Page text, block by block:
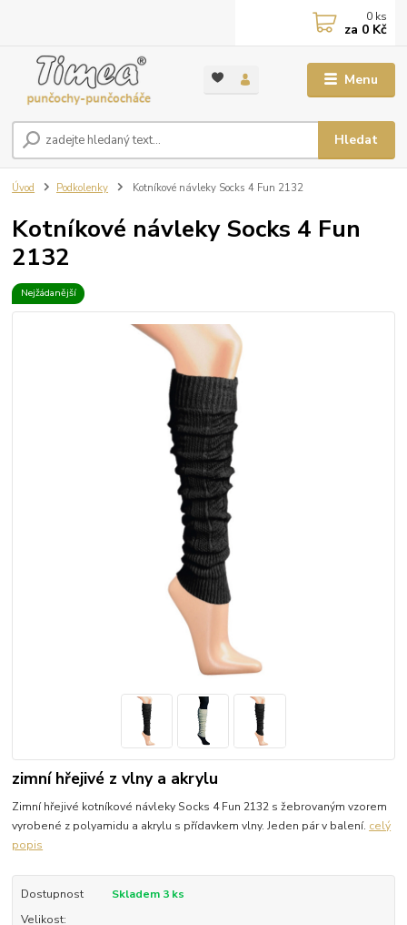
Menu
Hledat
0 ks
za 0 Kč
Úvod Podkolenky Kotníkové návleky Socks 4 Fun 2132
Kotníkové návleky Socks 4 Fun
2132
Nejžádanější
zimní hřejivé z vlny a akrylu
Zimní hřejivé kotníkové návleky Socks 4 Fun 2132 s žebrovaným vzorem
vyrobené z polyamidu a akrylu s přídavkem vlny. Jeden pár v balení. celý
popis
Dostupnost
Skladem 3 ks
Velikost: